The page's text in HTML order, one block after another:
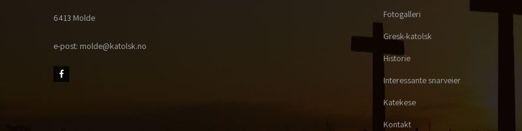
6413 Molde
e-post: molde@katolsk.no
Fotogalleri
Gresk-katolsk
Historie
Interessante snarveier
Katekese
Kontakt